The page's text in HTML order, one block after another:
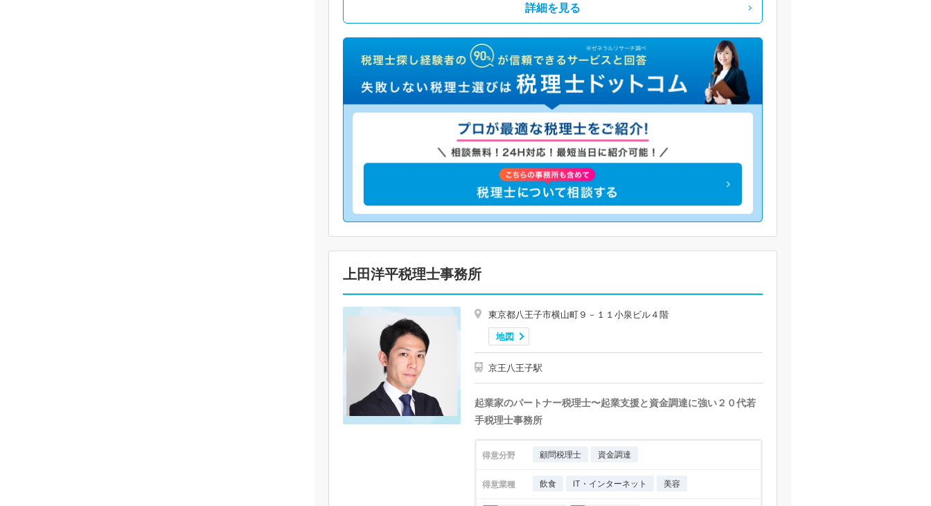
詳細を見る
上田洋平税理士事務所
東京都八王子市横山町９－１１小泉ビル４階
地図
京王八王子駅
起業家のパートナー税理士〜起業支援と資金調達に強い２０代若
手税理士事務所
得意分野 顧問税理士 資金調達
得意業種 飲食 IT・インターネット 美容